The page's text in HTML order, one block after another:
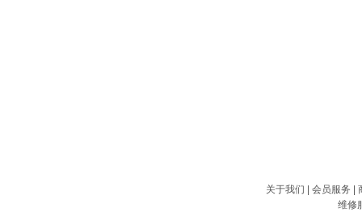
关于我们 会员服务
维修